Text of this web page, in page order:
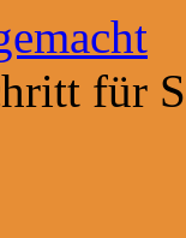
für